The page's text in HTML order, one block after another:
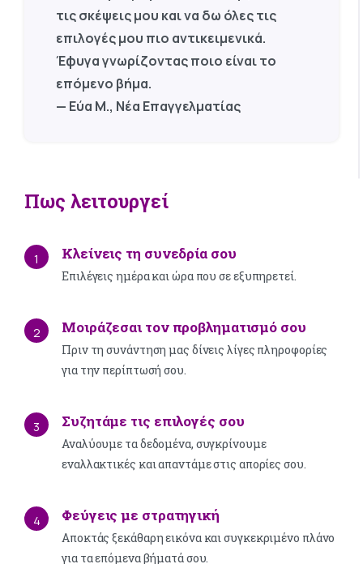
τις σκέψεις μου και να δω όλες τις
επιλογές μου πιο αντικειμενικά.
Έφυγα γνωρίζοντας ποιο είναι το
επόμενο βήμα.
— Εύα Μ., Νέα Επαγγελματίας
Πως λειτουργεί
1 Κλείνεις τη συνεδρία σου
Επιλέγεις ημέρα και ώρα που σε εξυπηρετεί.
2 Μοιράζεσαι τον προβληματισμό σου
Πριν τη συνάντηση μας δίνεις λίγες πληροφορίες
για την περίπτωσή σου.
3 Συζητάμε τις επιλογές σου
Αναλύουμε τα δεδομένα, συγκρίνουμε
εναλλακτικές και απαντάμε στις απορίες σου.
4 Φεύγεις με στρατηγική
Αποκτάς ξεκάθαρη εικόνα και συγκεκριμένο πλάνο
για τα επόμενα βήματά σου.